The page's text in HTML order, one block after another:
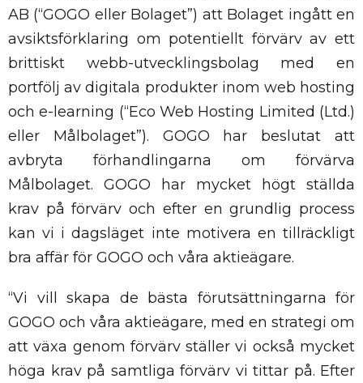
AB (“GOGO eller Bolaget”) att Bolaget ingått en
avsiktsförklaring om potentiellt förvärv av ett
brittiskt webb-utvecklingsbolag med en
portfölj av digitala produkter inom web hosting
och e-learning (“Eco Web Hosting Limited (Ltd.)
eller Målbolaget”). GOGO har beslutat att
avbryta förhandlingarna om förvärva
Målbolaget. GOGO har mycket högt ställda
krav på förvärv och efter en grundlig process
kan vi i dagsläget inte motivera en tillräckligt
bra affär för GOGO och våra aktieägare.
“Vi vill skapa de bästa förutsättningarna för
GOGO och våra aktieägare, med en strategi om
att växa genom förvärv ställer vi också mycket
höga krav på samtliga förvärv vi tittar på. Efter